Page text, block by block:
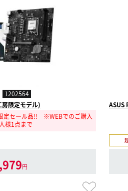
1202564
房限定モデル)
定セール品!! ※WEBでのご購入
様1点まで
円
ASUS